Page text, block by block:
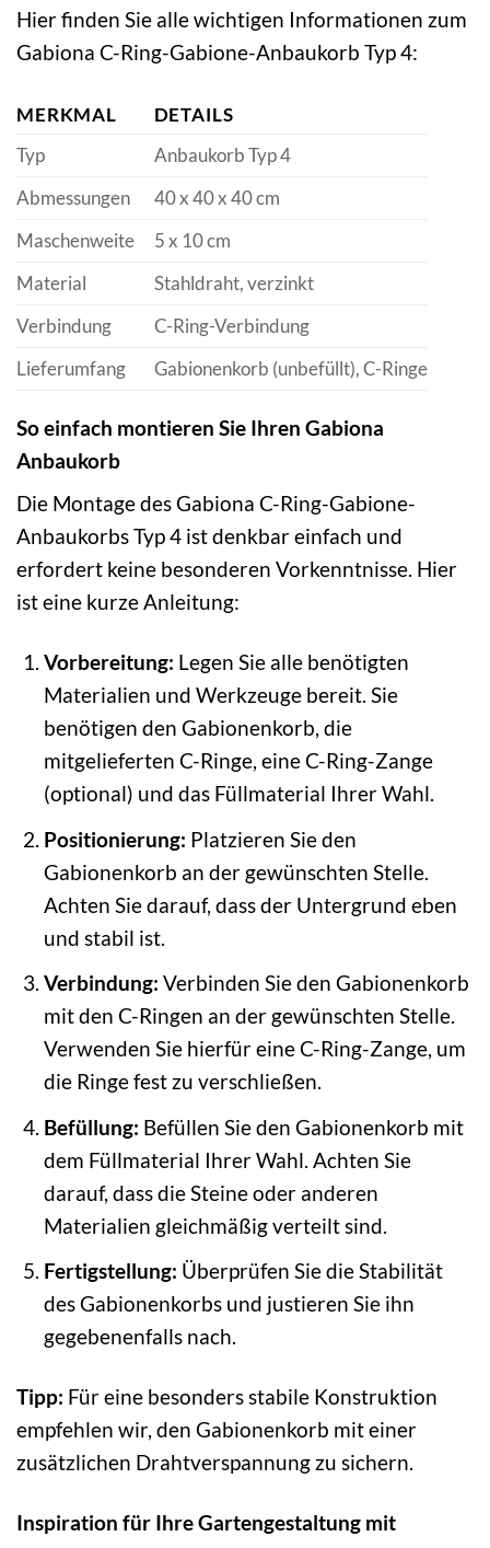
Hier finden Sie alle wichtigen Informationen zum
Gabiona C-Ring-Gabione-Anbaukorb Typ 4:
MERKMAL
DETAILS
Typ
Anbaukorb Typ 4
Abmessungen
40 x 40 x 40 cm
Maschenweite
5 x 10 cm
Material
Stahldraht, verzinkt
Verbindung
C-Ring-Verbindung
Lieferumfang
Gabionenkorb (unbefüllt), C-Ringe
So einfach montieren Sie Ihren Gabiona
Anbaukorb
Die Montage des Gabiona C-Ring-Gabione-
Anbaukorbs Typ 4 ist denkbar einfach und
erfordert keine besonderen Vorkenntnisse. Hier
ist eine kurze Anleitung:
Vorbereitung: Legen Sie alle benötigten
Materialien und Werkzeuge bereit. Sie
benötigen den Gabionenkorb, die
mitgelieferten C-Ringe, eine C-Ring-Zange
(optional) und das Füllmaterial Ihrer Wahl.
Positionierung: Platzieren Sie den
Gabionenkorb an der gewünschten Stelle.
Achten Sie darauf, dass der Untergrund eben
und stabil ist.
Verbindung: Verbinden Sie den Gabionenkorb
mit den C-Ringen an der gewünschten Stelle.
Verwenden Sie hierfür eine C-Ring-Zange, um
die Ringe fest zu verschließen.
Befüllung: Befüllen Sie den Gabionenkorb mit
dem Füllmaterial Ihrer Wahl. Achten Sie
darauf, dass die Steine oder anderen
Materialien gleichmäßig verteilt sind.
Fertigstellung: Überprüfen Sie die Stabilität
des Gabionenkorbs und justieren Sie ihn
gegebenenfalls nach.
Tipp: Für eine besonders stabile Konstruktion
empfehlen wir, den Gabionenkorb mit einer
zusätzlichen Drahtverspannung zu sichern.
Inspiration für Ihre Gartengestaltung mit